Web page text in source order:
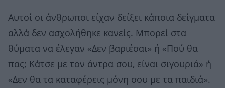
Αυτοί οι άνθρωποι είχαν δείξει κάποια δείγματα
αλλά δεν ασχολήθηκε κανείς. Μπορεί στα
θύματα να έλεγαν «Δεν βαριέσαι» ή «Πού θα
πας; Κάτσε με τον άντρα σου, είναι σιγουριά» ή
«Δεν θα τα καταφέρεις μόνη σου με τα παιδιά».